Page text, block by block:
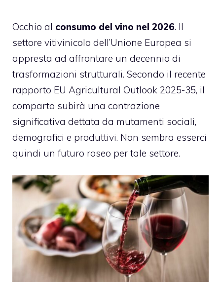
Occhio al consumo del vino nel 2026. Il
settore vitivinicolo dell’Unione Europea si
appresta ad affrontare un decennio di
trasformazioni strutturali. Secondo il recente
rapporto EU Agricultural Outlook 2025-35, il
comparto subirà una contrazione
significativa dettata da mutamenti sociali,
demografici e produttivi. Non sembra esserci
quindi un futuro roseo per tale settore.